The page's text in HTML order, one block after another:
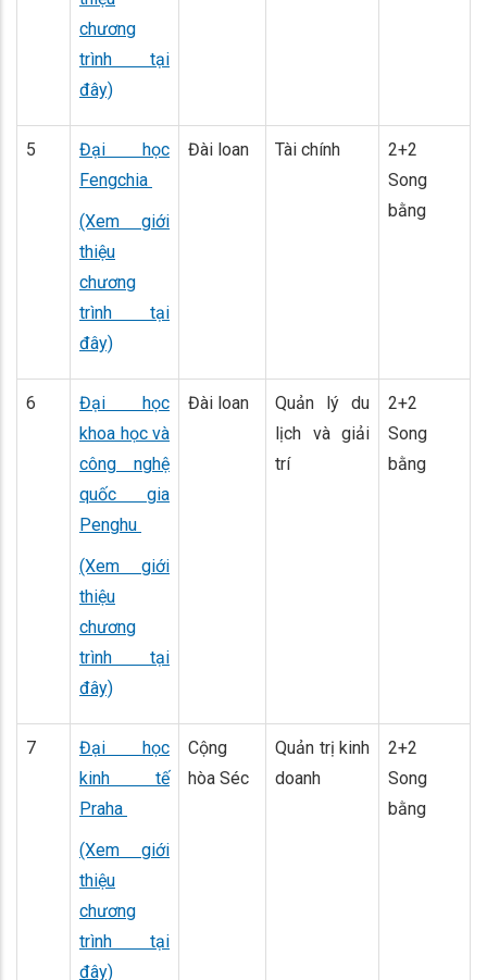
chương
trình tại
đây)
5
Đại học
Fengchia
(Xem giới
thiệu
chương
trình tại
đây)
Đài loan Tài chính
2+2
Song
bằng
6
Đại học
khoa học và
công nghệ
quốc gia
Penghu
(Xem giới
thiệu
chương
trình tại
đây)
Đài loan
Quản lý du
lịch và giải
trí
2+2
Song
bằng
7
Đại học
kinh tế
Praha
(Xem giới
thiệu
chương
trình tại
đây)
Cộng
hòa Séc
Quản trị kinh
doanh
2+2
Song
bằng